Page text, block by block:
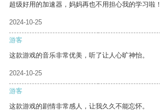
超级好用的加速器，妈妈再也不用担心我的学习啦！
2024-10-25
游客
这款游戏的音乐非常优美，听了让人心旷神怡。
2024-10-25
游客
这款游戏的剧情非常感人，让我久久不能忘怀。